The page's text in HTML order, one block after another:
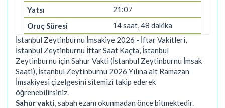
21:07
14 saat, 48 dakika
İstanbul Zeytinburnu İmsakiye 2026 - İftar Vakitleri,
İstanbul Zeytinburnu İftar Saat Kaçta, İstanbul
Zeytinburnu için Sahur Vakti (İstanbul Zeytinburnu İmsak
Saati), İstanbul Zeytinburnu 2026 Yılına ait Ramazan
İmsakiyesi çizelgesini sitemizi takip ederek
öğrenebilirsiniz.
Sahur vakti, sabah ezanı okunmadan önce bitmektedir.